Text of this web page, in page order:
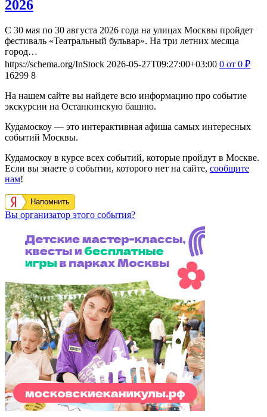
2026
С 30 мая по 30 августа 2026 года на улицах Москвы пройдет
фестиваль «Театральный бульвар». На три летних месяца
город…
https://schema.org/InStock 2026-05-27T09:27:00+03:00 0 от 0 ₽
16299 8
На нашем сайте вы найдете всю информацию про событие
экскурсии на Останкинскую башню.
Кудамоскоу — это интерактивная афиша самых интересных
событий Москвы.
Кудамоскоу в курсе всех событий, которые пройдут в Москве.
Если вы знаете о событии, которого нет на сайте, сообщите
нам!
Напомнить
Вы организатор этого события?